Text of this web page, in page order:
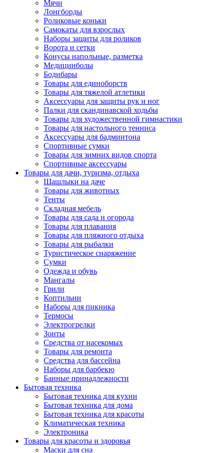
Мячи
Лонгборды
Роликовые коньки
Самокаты для взрослых
Наборы защиты для роликов
Ворота и сетки
Конусы напольные, разметка
Медицинболы
Бодибары
Товары для единоборств
Товары для тяжелой атлетики
Аксессуары для защиты рук и ног
Палки для скандинавской ходьбы
Товары для художественной гимнастики
Товары для настольного тенниса
Аксессуары для бадминтона
Спортивные сумки
Товары для зимних видов спорта
Спортивные аксессуары
Товары для дачи, туризма, отдыха
Шашлыки на даче
Товары для животных
Тенты
Складная мебель
Товары для сада и огорода
Товары для плавания
Товары для пляжного отдыха
Товары для рыбалки
Туристическое снаряжение
Сумки
Одежда и обувь
Мангалы
Грили
Коптильни
Наборы для пикника
Термосы
Электрогрелки
Зонты
Средства от насекомых
Товары для ремонта
Средства для бассейна
Наборы для барбекю
Банные принадлежности
Бытовая техника
Бытовая техника для кухни
Бытовая техника для дома
Бытовая техника для красоты
Климатическая техника
Электроника
Товары для красоты и здоровья
Маски для сна